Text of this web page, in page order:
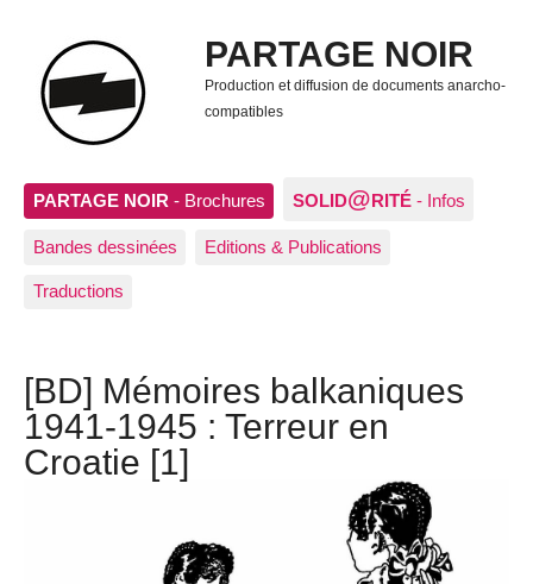
PARTAGE NOIR
Production et diffusion de documents anarcho-
compatibles
PARTAGE NOIR - Brochures SOLID@RITÉ - Infos
Bandes dessinées Editions & Publications
Traductions
[BD] Mémoires balkaniques
1941-1945 : Terreur en
Croatie [1]